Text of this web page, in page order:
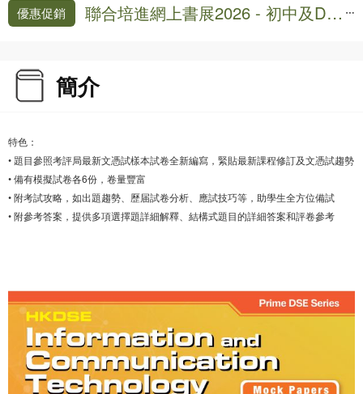
優惠促銷
聯合培進網上書展2026 - 初中及DS
簡介
特色：
• 題目參照考評局最新文憑試樣本試卷全新編寫，緊貼最新課程修訂及文憑試趨勢
• 備有模擬試卷各6份，卷量豐富
• 附考試攻略，如出題趨勢、歷届試卷分析、應試技巧等，助學生全方位備試
• 附參考答案，提供多項選擇題詳細解釋、結構式題目的詳細答案和評卷參考